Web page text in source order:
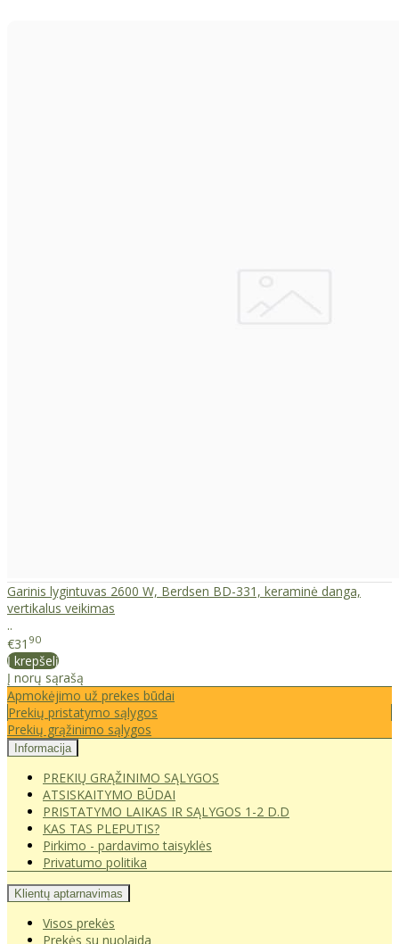
Garinis lygintuvas 2600 W, Berdsen BD-331, keraminė danga,
vertikalus veikimas
..
€31 90
Į krepšelį
Į norų sąrašą
Apmokėjimo už prekes būdai
Prekių pristatymo sąlygos
Prekių grąžinimo sąlygos
Informacija
PREKIŲ GRĄŽINIMO SĄLYGOS
ATSISKAITYMO BŪDAI
PRISTATYMO LAIKAS IR SĄLYGOS 1-2 D.D
KAS TAS PLEPUTIS?
Pirkimo - pardavimo taisyklės
Privatumo politika
Klientų aptarnavimas
Visos prekės
Prekės su nuolaida